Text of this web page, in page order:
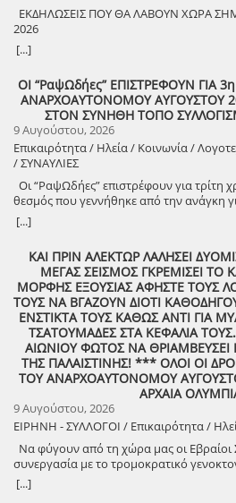
ΕΚΔΗΛΩΣΕΙΣ ΠΟΥ ΘΑ ΛΑΒΟΥΝ ΧΩΡΑ
2026
[...]
ΟΙ “ΡαψΩδήες” ΕΠΙΣΤΡΕΦΟΥΝ ΓΙΑ
ΑΝΑΡΧΟΑΥΤΟΝΟΜΟΥ ΑΥΓΟΥΣΤΟΥ
ΣΤΟΝ ΣΥΝΗΘΗ ΤΟΠΟ
9 Αυγούστου, 2026
Επικαιρότητα / Ηλεία / Κοινωνία /
/ ΣΥΝΑΥΛΙΕΣ
Οι “ΡαψΩδήες” επιστρέφουν για τρίτη
θεσμός που γεννήθηκε από την ανάγκη
ανθρώπου, με τον λόγο και την μουσική.
συμμετοχική καλλιτεχνική έκφραση,
ευελπιστούμε να είναι μια συνάντηση
μια υπενθύμιση ότι ο πολιτισμός
ακούμε και δημιουργούμε μαζί. Την
21:00 , στήνουμε ξανά ένα Συμπόσιον
Τραγούδια» , στον ξεχωριστό χώρο της
Λαστέικα. Σας περιμένουμε κοντά μας!
Κορίζης Με την υποστήριξη του Δήμος
Pyrgos 2024 -2028
[...]
ΚΑΙ ΠΡΙΝ ΑΛΕΚΤΩΡ ΛΑΛΗΣΕΙ
ΜΕΓΑΣ ΣΕΙΣΜΟΣ ΓΚΡΕΜΙΣΕΙ ΤΟ
ΜΟΡΦΗΣ ΕΞΟΥΣΙΑΣ ΑΦΗΣΤΕ ΤΟΥΣ
ΤΟΥΣ ΝΑ ΒΓΑΖΟΥΝ ΔΙΟΤΙ
ΕΝΣΤΙΚΤΑ ΤΟΥΣ ΚΑΘΩΣ ΑΝΤΙ ΓΙΑ
ΤΣΑΤΟΥΜΑΔΕΣ ΣΤΑ ΚΕΦΑΛΙΑ
ΑΙΩΝΙΟΥ ΦΩΤΟΣ ΝΑ ΘΡΙΑΜΒΕΥΣΕΙ
ΤΗΣ ΠΑΛΑΙΣΤΙΝΗΣ! *** ΟΛΟΙ ΟΙ
ΤΟΥ ΑΝΑΡΧΟΑΥΤΟΝΟΜΟΥ
ΑΡΧΑΙΑ
9 Αυγούστου, 2026
ΕΙΡΗΝΗ - ΣΥΛΛΟΓΟΙ / Επικαιρότητα /
Να φύγουν από τη χώρα μας οι Εβραίοι
συνεργασία με το τρομοκρατικό
φέρτε πίσω στην Ελλάδα από τη
patriot!!
[...]